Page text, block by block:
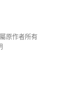
原作者所有